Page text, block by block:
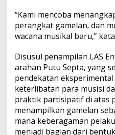
m
p
o
e
N
e
w
M
u
s
i
“Kami mencoba
perangkat gamelan, dan
wacana musikal baru,”
Disusul penampilan LAS
arahan Putu Septa, yang
pendekatan
keterlibatan para musisi
praktik partisipatif di atas
menampilkan gamelan
mana keberagaman
menjadi bagian dari